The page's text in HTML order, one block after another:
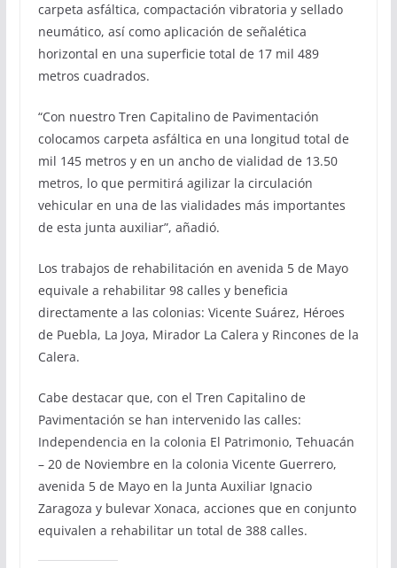
carpeta asfáltica, compactación vibratoria y sellado
neumático, así como aplicación de señalética
horizontal en una superficie total de 17 mil 489
metros cuadrados.
“Con nuestro Tren Capitalino de Pavimentación
colocamos carpeta asfáltica en una longitud total de
mil 145 metros y en un ancho de vialidad de 13.50
metros, lo que permitirá agilizar la circulación
vehicular en una de las vialidades más importantes
de esta junta auxiliar”, añadió.
Los trabajos de rehabilitación en avenida 5 de Mayo
equivale a rehabilitar 98 calles y beneficia
directamente a las colonias: Vicente Suárez, Héroes
de Puebla, La Joya, Mirador La Calera y Rincones de la
Calera.
Cabe destacar que, con el Tren Capitalino de
Pavimentación se han intervenido las calles:
Independencia en la colonia El Patrimonio, Tehuacán
– 20 de Noviembre en la colonia Vicente Guerrero,
avenida 5 de Mayo en la Junta Auxiliar Ignacio
Zaragoza y bulevar Xonaca, acciones que en conjunto
equivalen a rehabilitar un total de 388 calles.